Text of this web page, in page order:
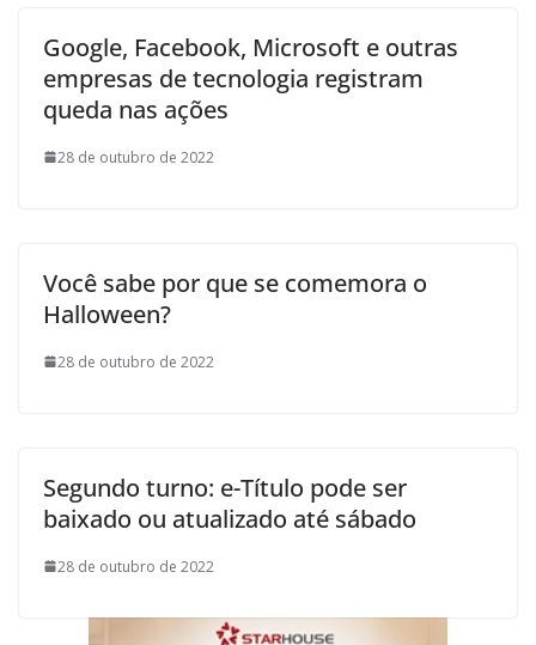
Google, Facebook, Microsoft e outras
empresas de tecnologia registram
queda nas ações
28 de outubro de 2022
Você sabe por que se comemora o
Halloween?
28 de outubro de 2022
Segundo turno: e-Título pode ser
baixado ou atualizado até sábado
28 de outubro de 2022